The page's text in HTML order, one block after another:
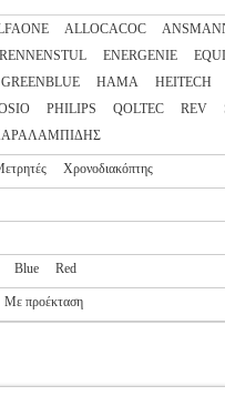
ALLOCACOC
ENERGENIE
GREENBLUE HAMA HEITECH
PHILIPS QOLTEC REV
Χρονοδιακόπτης
Blue Red
Με προέκταση